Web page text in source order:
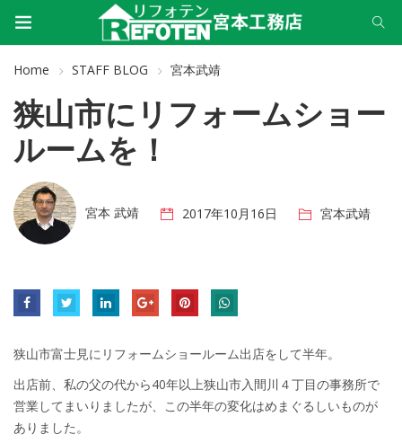
Home STAFF BLOG 宮本武靖
狭山市にリフォームショー
ルームを！
宮本 武靖 2017年10月16日 宮本武靖
狭山市富士見にリフォームショールーム出店をして半年。
出店前、私の父の代から40年以上狭山市入間川４丁目の事務所で
営業してまいりましたが、この半年の変化はめまぐるしいものが
ありました。